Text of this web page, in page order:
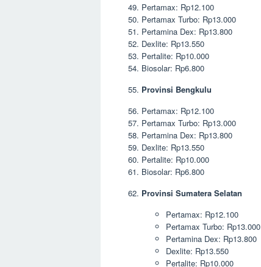
Pertamax: Rp12.100
Pertamax Turbo: Rp13.000
Pertamina Dex: Rp13.800
Dexlite: Rp13.550
Pertalite: Rp10.000
Biosolar: Rp6.800
Provinsi Bengkulu
Pertamax: Rp12.100
Pertamax Turbo: Rp13.000
Pertamina Dex: Rp13.800
Dexlite: Rp13.550
Pertalite: Rp10.000
Biosolar: Rp6.800
Provinsi Sumatera Selatan
Pertamax: Rp12.100
Pertamax Turbo: Rp13.000
Pertamina Dex: Rp13.800
Dexlite: Rp13.550
Pertalite: Rp10.000